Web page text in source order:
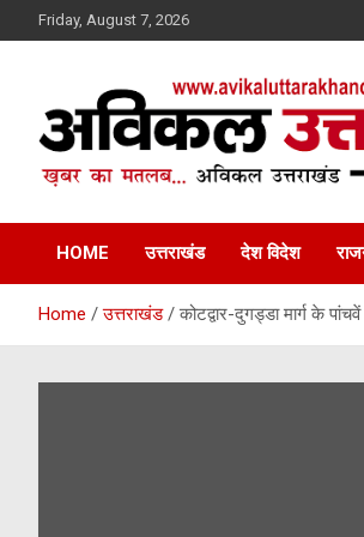
to
Friday, August 7, 2026
Avikal
HOME उत्तराखंड देश विदेश
Home उत्तराखंड कोटद्वार-दुगड्डा मार्ग के